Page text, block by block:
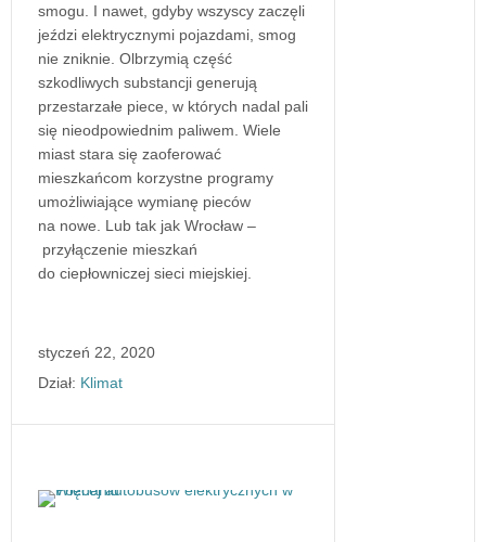
smogu. I nawet, gdyby wszyscy zaczęli
jeździ elektrycznymi pojazdami, smog
nie zniknie. Olbrzymią część
szkodliwych substancji generują
przestarzałe piece, w których nadal pali
się nieodpowiednim paliwem. Wiele
miast stara się zaoferować
mieszkańcom korzystne programy
umożliwiające wymianę pieców
na nowe. Lub tak jak Wrocław –
przyłączenie mieszkań
do ciepłowniczej sieci miejskiej.
styczeń 22, 2020
Dział: Klimat